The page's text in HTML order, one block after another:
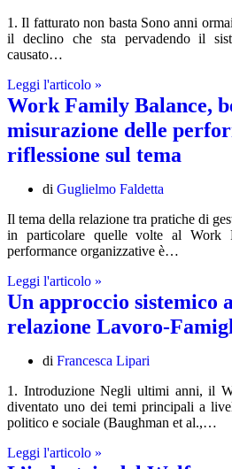
1. Il fatturato non basta Sono anni
il declino che sta pervadendo il
causato…
Leggi l'articolo »
si
misura
la
redditività
dell’impresa?
economici
e
relazionali
Work Family Balance,
misurazione delle
riflessione sul tema
di Guglielmo Faldetta
Il tema della relazione tra pratiche di
in particolare quelle volte al Work
performance organizzative è…
Leggi l'articolo »
Family
Balance,
best
e
delle
performance:
una
Un approccio sistemico
relazione Lavoro-
di Francesca Lipari
1. Introduzione Negli ultimi anni, il
diventato uno dei temi principali a
politico e sociale (Baughman et al.,…
Leggi l'articolo »